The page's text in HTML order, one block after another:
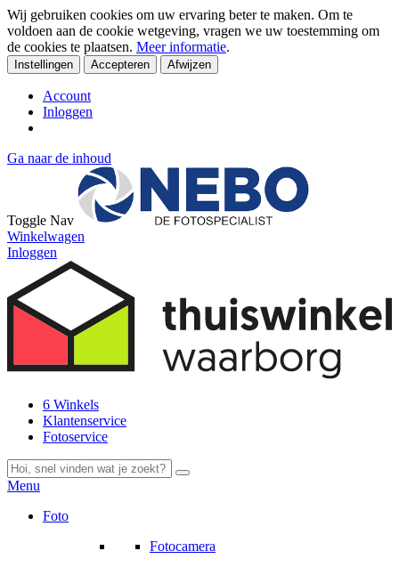
Wij gebruiken cookies om uw ervaring beter te maken. Om te
voldoen aan de cookie wetgeving, vragen we uw toestemming om
de cookies te plaatsen. Meer informatie.
Instellingen Accepteren Afwijzen
Account
Inloggen
Ga naar de inhoud
Toggle Nav
Winkelwagen
Inloggen
6 Winkels
Klantenservice
Fotoservice
Menu
Foto
Fotocamera